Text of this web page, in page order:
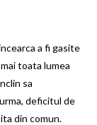
a fi gasite
toata lumea
sa
deficitul de
din comun.